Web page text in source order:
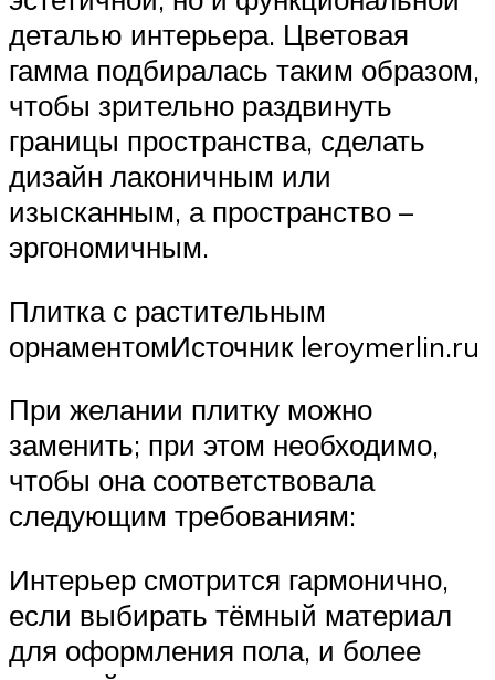
деталью интерьера. Цветовая
гамма подбиралась таким образом,
чтобы зрительно раздвинуть
границы пространства, сделать
дизайн лаконичным или
изысканным, а пространство –
эргономичным.
Плитка с растительным
орнаментомИсточник leroymerlin.ru
При желании плитку можно
заменить; при этом необходимо,
чтобы она соответствовала
следующим требованиям:
Интерьер смотрится гармонично,
если выбирать тёмный материал
для оформления пола, и более